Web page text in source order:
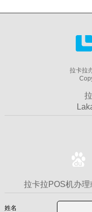
拉卡拉
拉卡拉POS机办
姓名